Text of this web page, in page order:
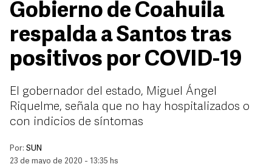
Gobierno de Coahuila
respalda a Santos tras
positivos por COVID-19
El gobernador del estado, Miguel Ángel
Riquelme, señala que no hay hospitalizados o
con indicios de síntomas
Por: SUN
23 de mayo de 2020 - 13:35 hs